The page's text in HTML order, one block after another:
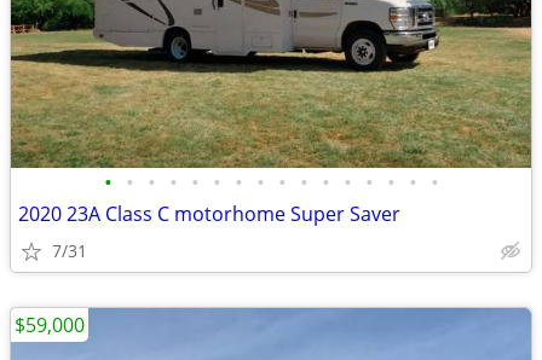
• • • • • • • • • • • • • • • •
2020 23A Class C motorhome Super Saver
7/31
$59,000